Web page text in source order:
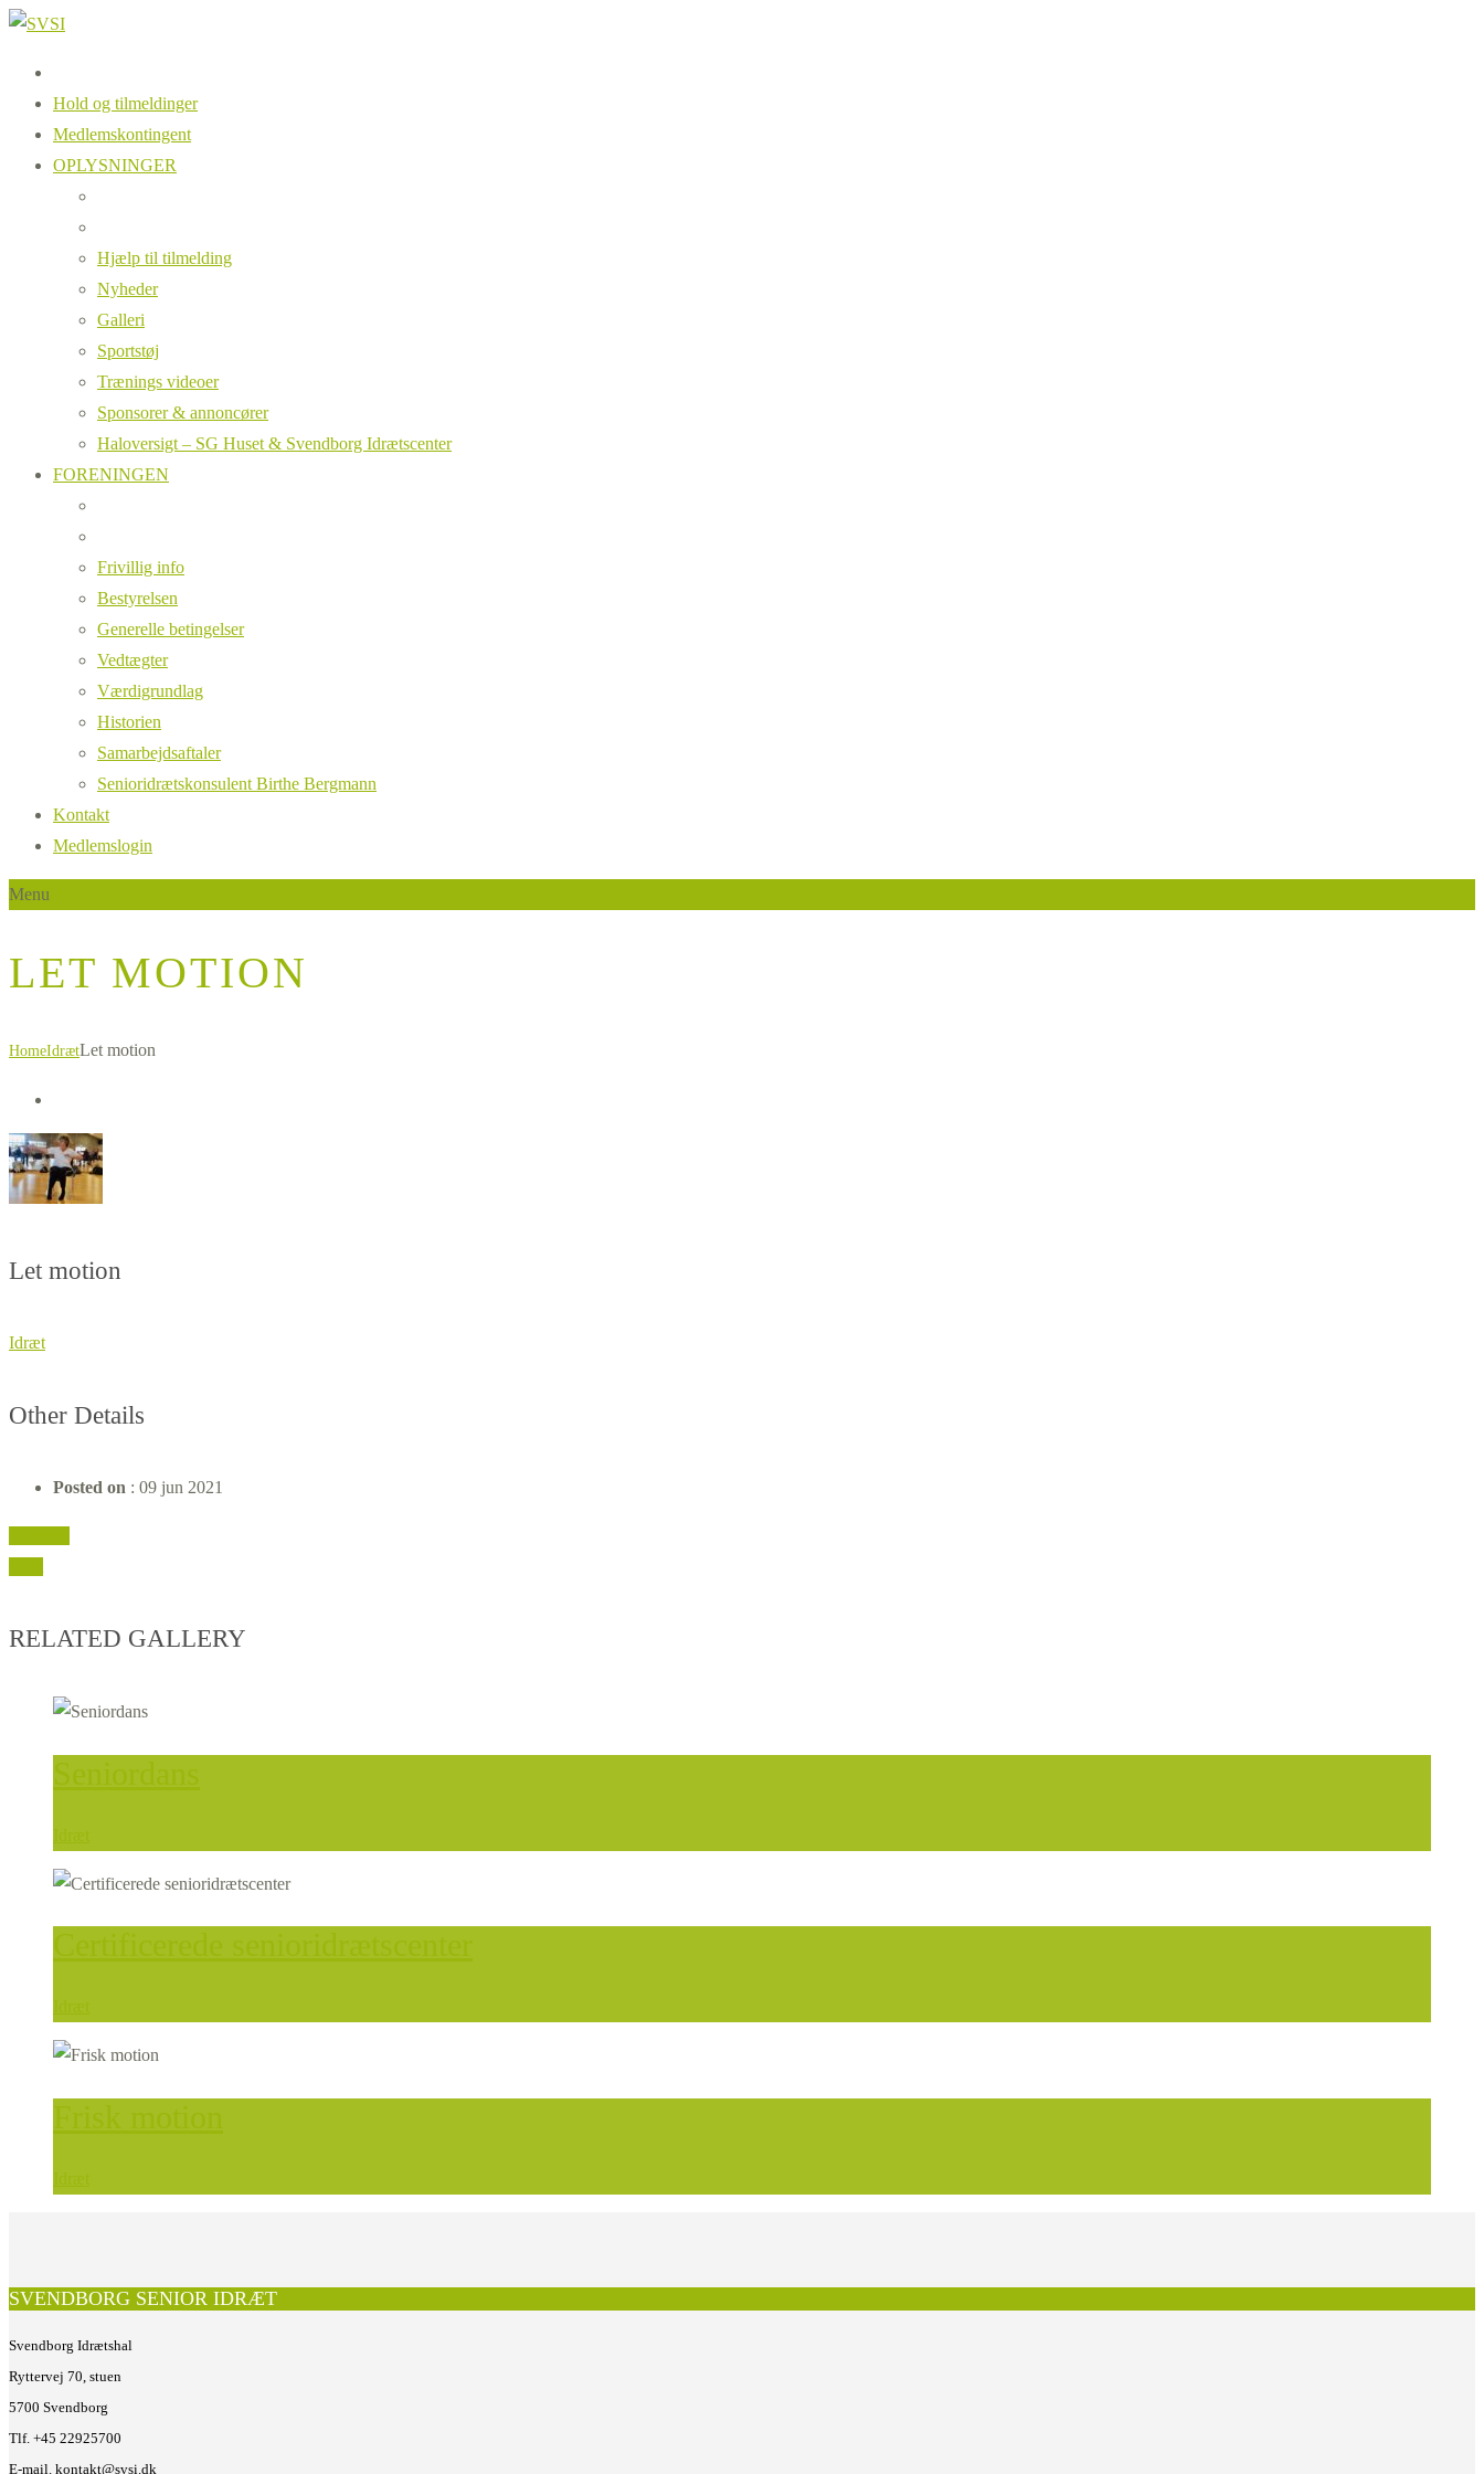
Hold og tilmeldinger
Medlemskontingent
OPLYSNINGER
Hjælp til tilmelding
Nyheder
Galleri
Sportstøj
Trænings videoer
Sponsorer & annoncører
Haloversigt – SG Huset & Svendborg Idrætscenter
FORENINGEN
Frivillig info
Bestyrelsen
Generelle betingelser
Vedtægter
Værdigrundlag
Historien
Samarbejdsaftaler
Senioridrætskonsulent Birthe Bergmann
Kontakt
Medlemslogin
Menu
LET MOTION
HomeIdrætLet motion
Let motion
Idræt
Other Details
Posted on : 09 jun 2021
RELATED GALLERY
Seniordans
Idræt
Certificerede senioridrætscenter
Idræt
Frisk motion
Idræt
SVENDBORG SENIOR IDRÆT
Svendborg Idrætshal
Ryttervej 70, stuen
5700 Svendborg
Tlf. +45 22925700
E-mail. kontakt@svsi.dk